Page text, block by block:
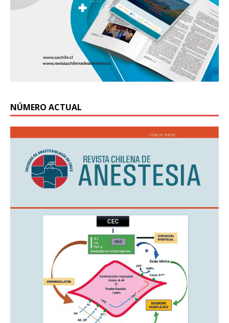
NÚMERO ACTUAL